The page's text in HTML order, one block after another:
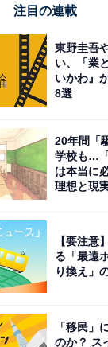
」
22L MRO-HE4C W
Amazonで見る
注目の連載
東野圭吾
い、「業
いかわ』
8選
20年間「
学校も…
は本当に
理想と現
【要注意
る「最遠
り換え」
「移民」
のか？ ス